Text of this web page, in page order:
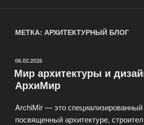
МЕТКА: АРХИТЕКТУРНЫЙ БЛОГ
ОПУБЛИКОВАНО
06.02.2026
Мир архитектуры и
АрхиМир
ArchiMir — это специализированный
посвященный архитектуре,